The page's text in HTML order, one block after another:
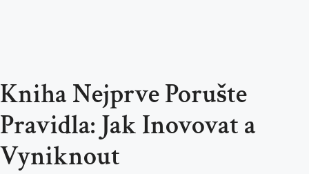
Kniha Nejprve Porušte
Pravidla: Jak Inovovat a
Vyniknout